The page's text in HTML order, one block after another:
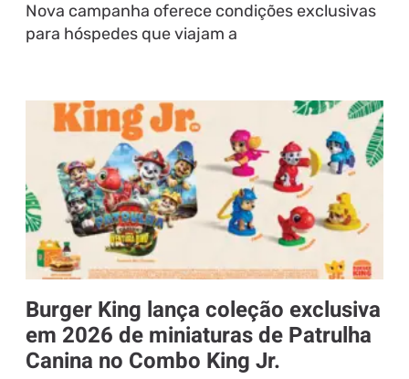
Nova campanha oferece condições exclusivas
para hóspedes que viajam a
Burger King lança coleção exclusiva
em 2026 de miniaturas de Patrulha
Canina no Combo King Jr.